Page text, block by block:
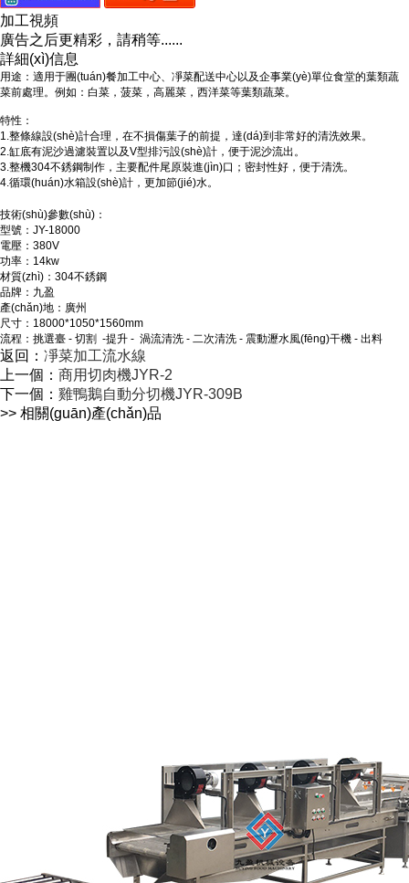
加工視頻
廣告之后更精彩，請稍等......
詳細(xì)信息
用途：適用于團(tuán)餐加工中心、凈菜配送中心以及企事業(yè)單位食堂的葉類蔬
菜前處理。例如：白菜，菠菜，高麗菜，西洋菜等葉類蔬菜。
特性：
1.整條線設(shè)計合理，在不損傷葉子的前提，達(dá)到非常好的清洗效果。
2.缸底有泥沙過濾裝置以及V型排污設(shè)計，便于泥沙流出。
3.整機304不銹鋼制作，主要配件尾原裝進(jìn)口；密封性好，便于清洗。
4.循環(huán)水箱設(shè)計，更加節(jié)水。
技術(shù)參數(shù)：
型號：JY-18000
電壓：380V
功率：14kw
材質(zhì)：304不銹鋼
品牌：九盈
產(chǎn)地：廣州
尺寸：18000*1050*1560mm
流程：挑選臺 - 切割 -提升 - 渦流清洗 - 二次清洗 - 震動瀝水風(fēng)干機 - 出料
返回： 凈菜加工流水線
上一個： 商用切肉機JYR-2
下一個： 雞鴨鵝自動分切機JYR-309B
>> 相關(guān)產(chǎn)品